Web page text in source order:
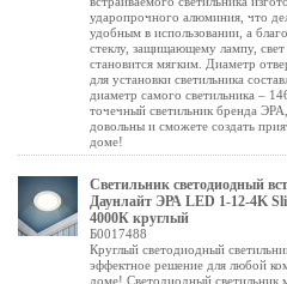
ударопрочного алюминия, что
удобным в использовании, а
стеклу, защищающему лампу, свет
становится мягким. Диаметр
для установки светильника
диаметр самого светильника –
точечный светильник бренда
довольны и сможете создать
доме!
Светильник светодиодный
Даунлайт ЭРА LED 1-12-4K
4000К круглый
Б0017488
Круглый светодиодный
эффектное решение для любой
доме! Светодиодный светильник